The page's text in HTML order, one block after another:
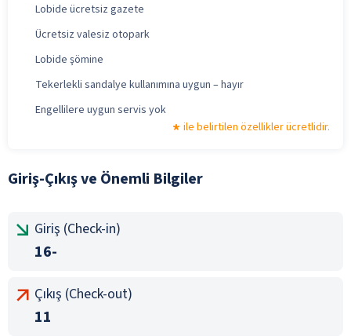
Lobide ücretsiz gazete
Ücretsiz valesiz otopark
Lobide şömine
Tekerlekli sandalye kullanımına uygun – hayır
Engellilere uygun servis yok
ile belirtilen özellikler ücretlidir.
Giriş-Çıkış ve Önemli Bilgiler
Giriş (Check-in)
16-
Çıkış (Check-out)
11